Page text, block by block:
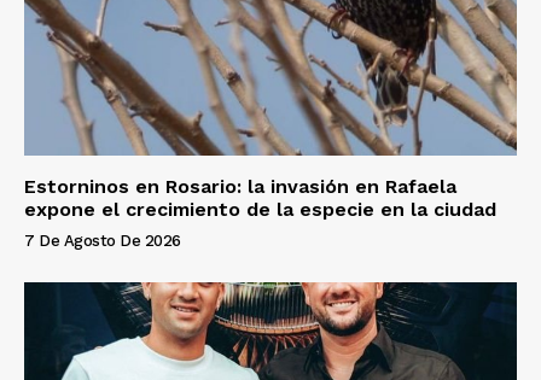
Estorninos en Rosario: la invasión en Rafaela
expone el crecimiento de la especie en la ciudad
7 De Agosto De 2026